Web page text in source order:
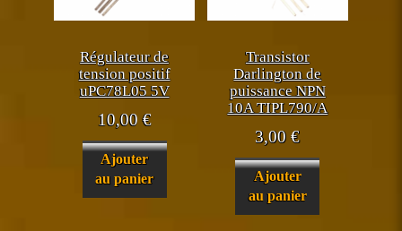
Régulateur de
tension positif
uPC78L05 5V
10,00€
Ajouter
au panier
Transistor
Darlington de
puissance NPN
10A TIPL790/A
3,00€
Ajouter
au panier